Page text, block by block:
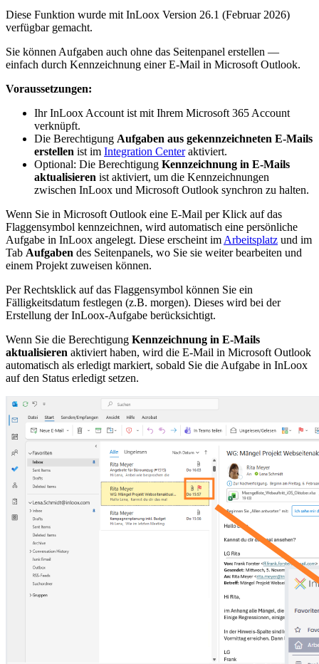
Diese Funktion wurde mit InLoox Version 26.1 (Februar 2026)
verfügbar gemacht.
Sie können Aufgaben auch ohne das Seitenpanel erstellen —
einfach durch Kennzeichnung einer E-Mail in Microsoft Outlook.
Voraussetzungen:
Ihr InLoox Account ist mit Ihrem Microsoft 365 Account
verknüpft.
Die Berechtigung Aufgaben aus gekennzeichneten E-Mails
erstellen ist im Integration Centeraktiviert.
Optional: Die Berechtigung Kennzeichnung in E-Mails
aktualisieren ist aktiviert, um die Kennzeichnungen
zwischen InLoox und Microsoft Outlook synchron zu halten.
Wenn Sie in Microsoft Outlook eine E-Mail per Klick auf das
Flaggensymbol kennzeichnen, wird automatisch eine persönliche
Aufgabe in InLoox angelegt. Diese erscheint im Arbeitsplatz und im
Tab Aufgaben des Seitenpanels, wo Sie sie weiter bearbeiten und
einem Projekt zuweisen können.
Per Rechtsklick auf das Flaggensymbol können Sie ein
Fälligkeitsdatum festlegen (z.B. morgen). Dieses wird bei der
Erstellung der InLoox-Aufgabe berücksichtigt.
Wenn Sie die Berechtigung Kennzeichnung in E-Mails
aktualisieren aktiviert haben, wird die E-Mail in Microsoft Outlook
automatisch als erledigt markiert, sobald Sie die Aufgabe in InLoox
auf den Status erledigt setzen.